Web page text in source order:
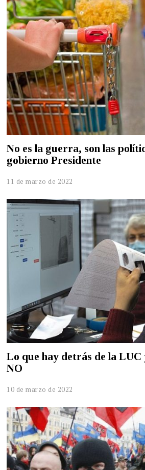
No es la guerra, son las
gobierno Presidente
11 de marzo de 2022
Lo que hay detrás de la LUC
NO
10 de marzo de 2022